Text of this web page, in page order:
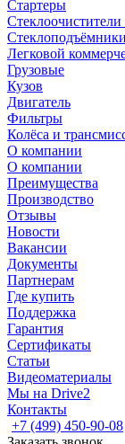
Стартеры
Стеклоочистители
Легковой
Грузовые
Кузов
Двигатель
Фильтры
Колёса и
О компании
О компании
Преимущества
Производство
Отзывы
Новости
Вакансии
Документы
Партнерам
Где купить
Поддержка
Гарантия
Сертификаты
Статьи
Видеоматериалы
Мы на Drive2
Контакты
+7 (499) 450-90-08